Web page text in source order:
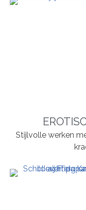
Stijlvolle werken